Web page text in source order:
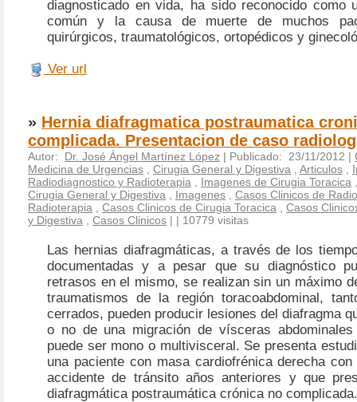
diagnosticado en vida, ha sido reconocido como
común y la causa de muerte de muchos
quirúrgicos, traumatológicos, ortopédicos y
Ver url
» Hernia diafragmatica postraumatica
complicada. Presentacion de caso
Autor: Dr. José Ángel Martínez López | Publicado: 23/11/2012 |
Medicina de Urgencias
Cirugia General y Digestiva Articulos
Radiodiagnostico y Radioterapia
Imagenes de Cirugia Toracica
Cirugia General y Digestiva
Imagenes
Casos Clinicos de
Radioterapia
Casos Clinicos de Cirugia Toracica
Casos
y Digestiva
Casos Clinicos | | 10779 visitas
Las hernias diafragmáticas, a través de los
documentadas y a pesar que su diagnóstico
retrasos en el mismo, se realizan sin un máximo
traumatismos de la región toracoabdominal,
cerrados, pueden producir lesiones del diafragma
o no de una migración de vísceras
puede ser mono o multivisceral. Se presenta
una paciente con masa cardiofrénica derecha con
accidente de tránsito años anteriores y que
diafragmática postraumática crónica no complicada.